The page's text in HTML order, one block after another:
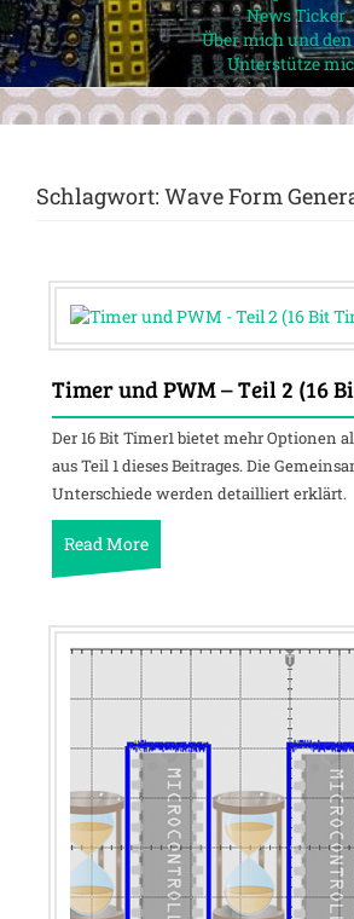
News Ticker
Über mich und
Unterstütze
Schlagwort: Wave Form
Timer und PWM – Teil 2 (16
Der 16 Bit Timer1 bietet mehr Optionen
aus Teil 1 dieses Beitrages. Die
Unterschiede werden detailliert erklärt.
Read More